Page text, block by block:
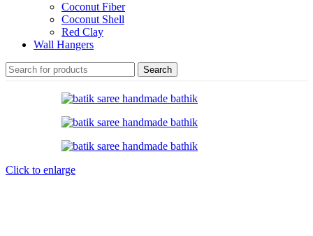
Coconut Fiber
Coconut Shell
Red Clay
Wall Hangers
Search
Click to enlarge